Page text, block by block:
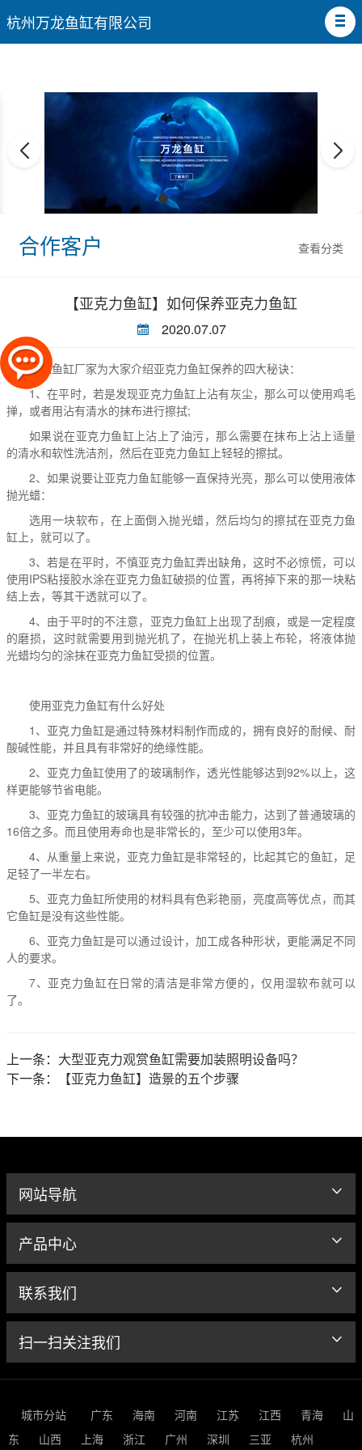
杭州万龙鱼缸有限公司
查看分类
合作客户
【亚克力鱼缸】如何保养亚克力鱼缸
2020.07.07
万龙鱼缸厂家为大家介绍亚克力鱼缸保养的四大秘诀：
1、在平时，若是发现亚克力鱼缸 上沾有灰尘，那么可以使用鸡毛
掸，或者用沾有清水的抹布进行擦拭;
如果说在亚克力鱼缸 上沾上了油污，那么需要在抹布上沾上适量
的清水和软性洗洁剂，然后在亚克力鱼缸 上轻轻的擦拭。
2、如果说要让亚克力鱼缸能够一直保持光亮，那么可以使用液体
抛光蜡：
选用一块软布，在上面倒入抛光蜡，然后均匀的擦拭在亚克力鱼
缸 上，就可以了。
3、若是在平时，不慎亚克力鱼缸弄出缺角，这时不必惊慌，可以
使用IPS粘接胶水涂在亚克力鱼缸破损的位置，再将掉下来的那一块粘
结上去，等其干透就可以了。
4、由于平时的不注意，亚克力鱼缸上出现了刮痕，或是一定程度
的磨损，这时就需要用到抛光机了，在抛光机上装上布轮，将液体抛
光蜡均匀的涂抹在亚克力鱼缸受损的位置。
使用亚克力鱼缸有什么好处
1、亚克力鱼缸是通过特殊材料制作而成的，拥有良好的耐候、耐
酸碱性能，并且具有非常好的绝缘性能。
2、亚克力鱼缸使用了的玻璃制作，透光性能够达到92%以上，这
样更能够节省电能。
3、亚克力鱼缸的玻璃具有较强的抗冲击能力，达到了普通玻璃的
16倍之多。而且使用寿命也是非常长的，至少可以使用3年。
4、从重量上来说，亚克力鱼缸是非常轻的，比起其它的鱼缸，足
足轻了一半左右。
5、亚克力鱼缸所使用的材料具有色彩艳丽，亮度高等优点，而其
它鱼缸是没有这些性能。
6、亚克力鱼缸是可以通过设计，加工成各种形状，更能满足不同
人的要求。
7、亚克力鱼缸在日常的清洁是非常方便的，仅用湿软布就可以
了。
上一条： 大型亚克力观赏鱼缸需要加装照明设备吗？
下一条：
【亚克力鱼缸】造景的五个步骤
网站导航
产品中心
联系我们
扫一扫关注我们
城市分站 广东 海南 河南 江苏 江西 青海
山
东
山西 上海 浙江 广州 深圳 三亚 杭州